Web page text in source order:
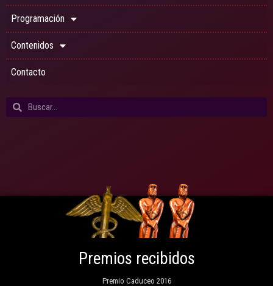
Programación
Contenidos
Contacto
Premios recibidos
Premio Caduceo 2016